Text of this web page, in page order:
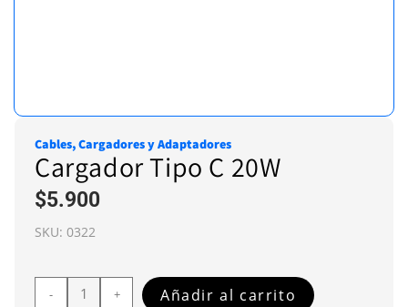
Cables, Cargadores y Adaptadores
Cargador Tipo C 20W
$5.900
SKU: 0322
- + Añadir al carrito